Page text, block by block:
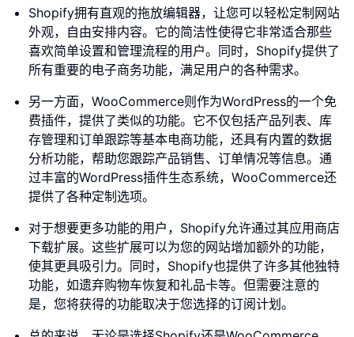
Shopify拥有直观的拖放编辑器，让您可以轻松定制网站
外观，自由安排内容。它的简洁性使得它非常适合那些
喜欢简单设置和管理流程的用户。同时，Shopify提供了
所有重要的电子商务功能，满足用户的各种需求。
另一方面，WooCommerce则作为WordPress的一个免
费插件，提供了类似的功能。它不仅包括产品列表、库
存管理和订单跟踪等基本电商功能，还具有内置的数据
分析功能，帮助您跟踪产品销售、订单情况等信息。通
过丰富的WordPress插件生态系统，WooCommerce还
提供了各种定制选项。
对于想要更多功能的用户，Shopify允许通过其应用商店
下载扩展。这些扩展可以为您的网站增加额外的功能，
使其更具吸引力。同时，Shopify也提供了许多其他独特
功能，如遗弃购物车恢复和礼品卡等。但需要注意的
是，您将获得的功能取决于您选择的订阅计划。